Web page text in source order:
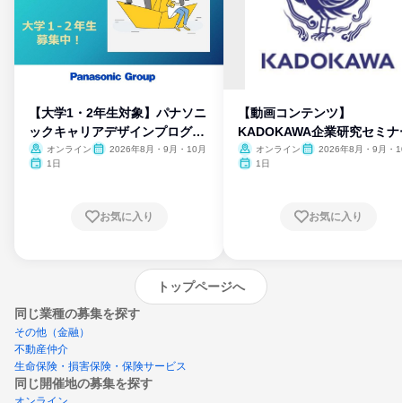
【大学1・2年生対象】パナソニ
ックキャリアデザインプログラ
ム
オンライン
2026年8月・9月・10月
1日
お気に入り
【動画コンテンツ】
KADOKAWA企業研究セミナ
オンライン
2026年8月・9月・
1日
お気に入り
トップページへ
同じ業種の募集を探す
その他（金融）
不動産仲介
生命保険・損害保険・保険サービス
同じ開催地の募集を探す